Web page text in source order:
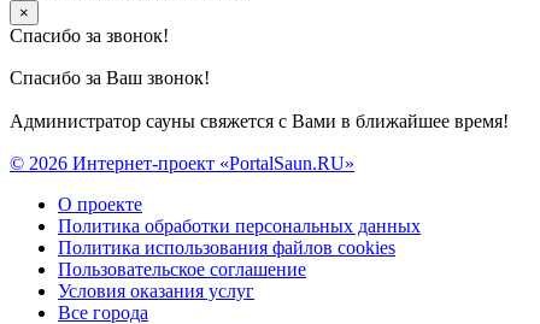
×
Спасибо за звонок!
Спасибо за Ваш звонок!
Администратор сауны свяжется с Вами в ближайшее время!
© 2026 Интернет-проект «PortalSaun.RU»
О проекте
Политика обработки персональных данных
Политика использования файлов cookies
Пользовательское соглашение
Условия оказания услуг
Все города